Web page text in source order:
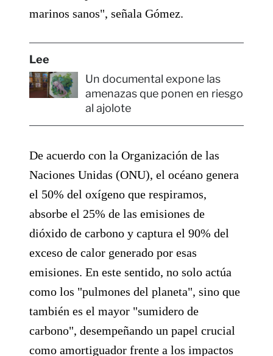
marinos sanos", señala Gómez.
Lee
Un documental expone las
amenazas que ponen en riesgo
al ajolote
De acuerdo con la Organización de las
Naciones Unidas (ONU), el océano genera
el 50% del oxígeno que respiramos,
absorbe el 25% de las emisiones de
dióxido de carbono y captura el 90% del
exceso de calor generado por esas
emisiones. En este sentido, no solo actúa
como los "pulmones del planeta", sino que
también es el mayor "sumidero de
carbono", desempeñando un papel crucial
como amortiguador frente a los impactos